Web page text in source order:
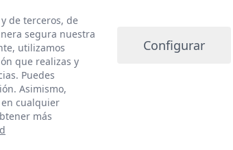
hacer
de terceros, de
segura nuestra
utilizamos
que realizas y
Puedes
Asimismo,
cualquier
más
Configurar